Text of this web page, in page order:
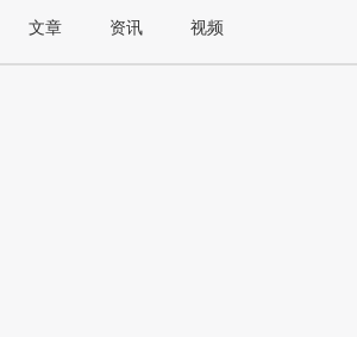
文章 资讯 视频